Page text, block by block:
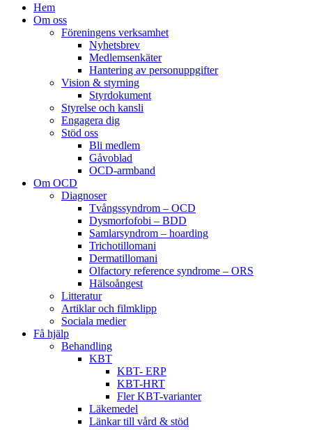
Hem
Om oss
Föreningens verksamhet
Nyhetsbrev
Medlemsenkäter
Hantering av personuppgifter
Vision & styrning
Styrdokument
Styrelse och kansli
Engagera dig
Stöd oss
Bli medlem
Gåvoblad
OCD-armband
Om OCD
Diagnoser
Tvångssyndrom – OCD
Dysmorfofobi – BDD
Samlarsyndrom – hoarding
Trichotillomani
Dermatillomani
Olfactory reference syndrome – ORS
Hälsoångest
Litteratur
Artiklar och filmklipp
Sociala medier
Få hjälp
Behandling
KBT
KBT- ERP
KBT-HRT
Fler KBT-varianter
Läkemedel
Länkar till vård & stöd